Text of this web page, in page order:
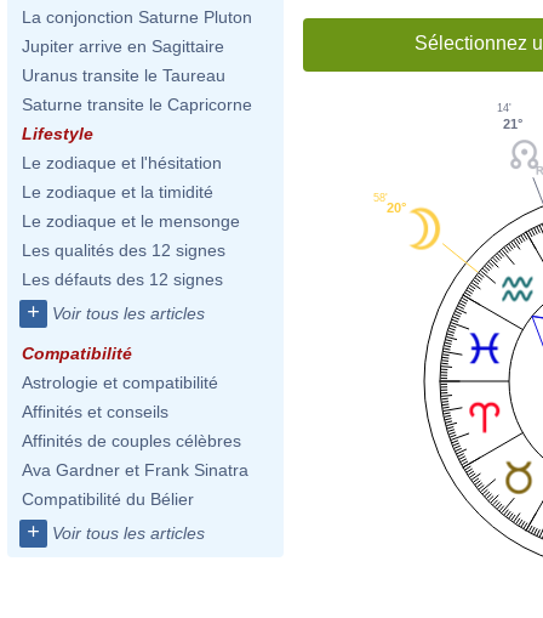
La conjonction Saturne Pluton
Jupiter arrive en Sagittaire
Uranus transite le Taureau
Saturne transite le Capricorne
Lifestyle
Le zodiaque et l'hésitation
Le zodiaque et la timidité
Le zodiaque et le mensonge
Les qualités des 12 signes
Les défauts des 12 signes
+ Voir tous les articles
Compatibilité
Astrologie et compatibilité
Affinités et conseils
Affinités de couples célèbres
Ava Gardner et Frank Sinatra
Compatibilité du Bélier
+ Voir tous les articles
Sélectionnez
21°
14'
20°
58'